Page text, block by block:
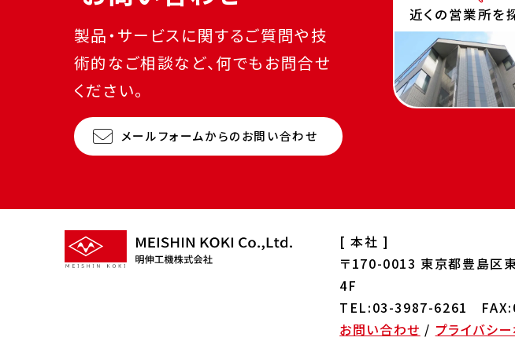
製品・サービスに関するご質問や技
術的なご相談など、何でもお問合せ
ください。
メールフォームからのお問い合わせ
近くの営業所を
[ 本社 ]
〒170-0013 東京都豊島区
4F
TEL:03-3987-6261
お問い合わせ / プライバシ